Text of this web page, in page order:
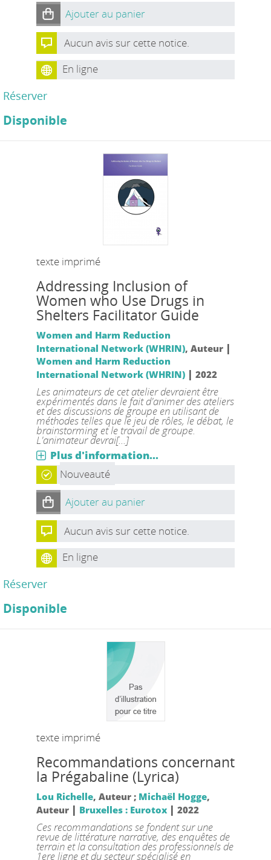
Ajouter au panier
Aucun avis sur cette notice.
En ligne
Réserver
Disponible
texte imprimé
Addressing Inclusion of
Women who Use Drugs in
Shelters Facilitator Guide
Women and Harm Reduction
International Network (WHRIN), Auteur |
Women and Harm Reduction
International Network (WHRIN)| 2022
Les animateurs de cet atelier devraient être
expérimentés dans le fait d'animer des ateliers
et des discussions de groupe en utilisant de
méthodes telles que le jeu de rôles, le débat, le
brainstorming et le travail de groupe.
L'animateur devrai[...]
Plus d'information...
Nouveauté
Ajouter au panier
Aucun avis sur cette notice.
En ligne
Réserver
Disponible
texte imprimé
Recommandations concernant
la Prégabaline (Lyrica)
Lou Richelle, Auteur ; Michaël Hogge,
Auteur | Bruxelles : Eurotox| 2022
Ces recommandations se fondent sur une
revue de littérature narrative, des enquêtes de
terrain et la consultation des professionnels de
1ere ligne et du secteur spécialisé en